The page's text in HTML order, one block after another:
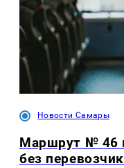
Новости Самары
Маршрут № 46
без